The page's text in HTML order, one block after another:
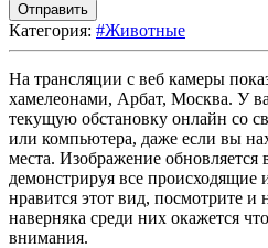
Отправить
Категория: #Животные
На трансляции с веб камеры
хамелеонами, Арбат, Москва. У
текущую обстановку онлайн со
или компьютера, даже если вы
места. Изображение обновляется
демонстрируя все происходящие
нравится этот вид, посмотрите и
наверняка среди них окажется
внимания.